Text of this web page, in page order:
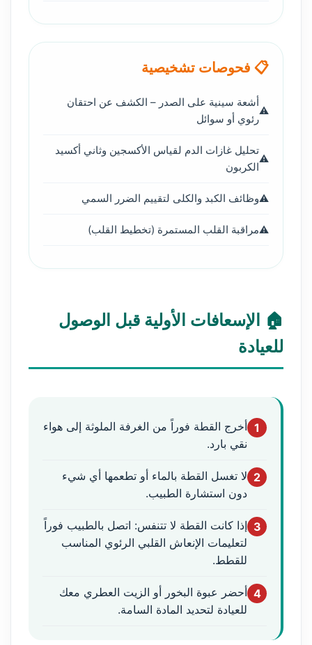
📋 فحوصات تشخيصية
أشعة سينية على الصدر – الكشف عن احتقان
رئوي أو سوائل
تحليل غازات الدم لقياس الأكسجين وثاني أكسيد
الكربون
وظائف الكبد والكلى لتقييم الضرر السمي
مراقبة القلب المستمرة (تخطيط القلب)
🏠 الإسعافات الأولية قبل الوصول
للعيادة
1 أخرج القطة فوراً من الغرفة الملوثة إلى هواء
نقي بارد.
2 لا تغسل القطة بالماء أو تطعمها أي شيء
دون استشارة الطبيب.
3 إذا كانت القطة لا تتنفس: اتصل بالطبيب فوراً
لتعليمات الإنعاش القلبي الرئوي المناسب
للقطط.
4 أحضر عبوة البخور أو الزيت العطري معك
للعيادة لتحديد المادة السامة.